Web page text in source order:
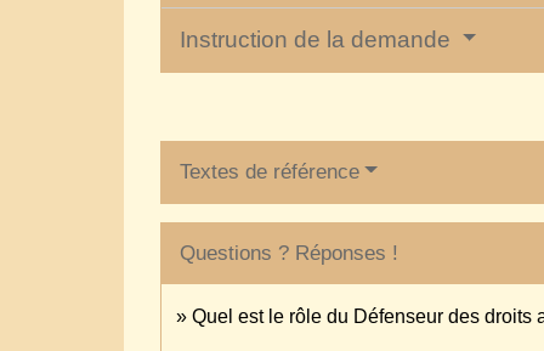
Instruction de la demande
Textes de référence
Questions ? Réponses !
Quel est le rôle du Défenseur des droits